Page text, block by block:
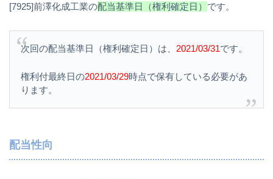
[7925]前澤化成工業の配当基準日（権利確定日） です。
次回の配当基準日（権利確定日）は、 2021/03/31です。
権利付最終日の2021/03/29時点で保有している必要があ
ります。
配当性向